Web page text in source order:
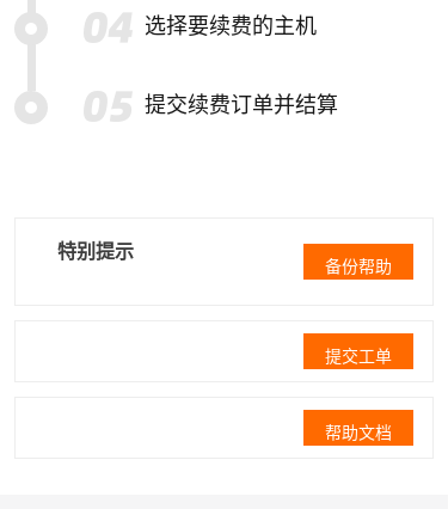
选择要续费的主机
提交续费订单并结算
特别提示
备份帮助
提交工单
帮助文档